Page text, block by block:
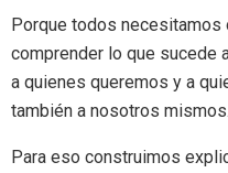
Porque todos necesitamos
comprender lo que sucede
a quienes queremos y a
también a nosotros mismos.
Para eso construimos